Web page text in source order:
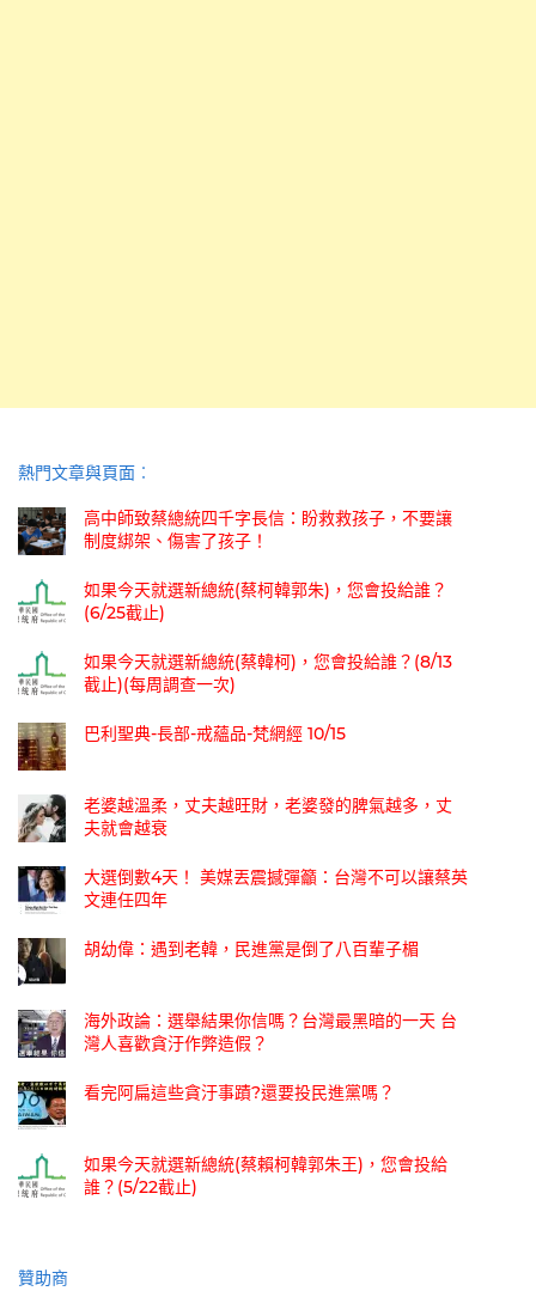
熱門文章與頁面︰
高中師致蔡總統四千字長信：盼救救孩子，不要讓
制度綁架、傷害了孩子！
如果今天就選新總統(蔡柯韓郭朱)，您會投給誰？
(6/25截止)
如果今天就選新總統(蔡韓柯)，您會投給誰？(8/13
截止)(每周調查一次)
巴利聖典-長部-戒蘊品-梵網經 10/15
老婆越溫柔，丈夫越旺財，老婆發的脾氣越多，丈
夫就會越衰
大選倒數4天！ 美媒丟震撼彈籲：台灣不可以讓蔡英
文連任四年
胡幼偉：遇到老韓，民進黨是倒了八百輩子楣
海外政論：選舉結果你信嗎？台灣最黑暗的一天 台
灣人喜歡貪汙作弊造假？
看完阿扁這些貪汙事蹟?還要投民進黨嗎？
如果今天就選新總統(蔡賴柯韓郭朱王)，您會投給
誰？(5/22截止)
贊助商